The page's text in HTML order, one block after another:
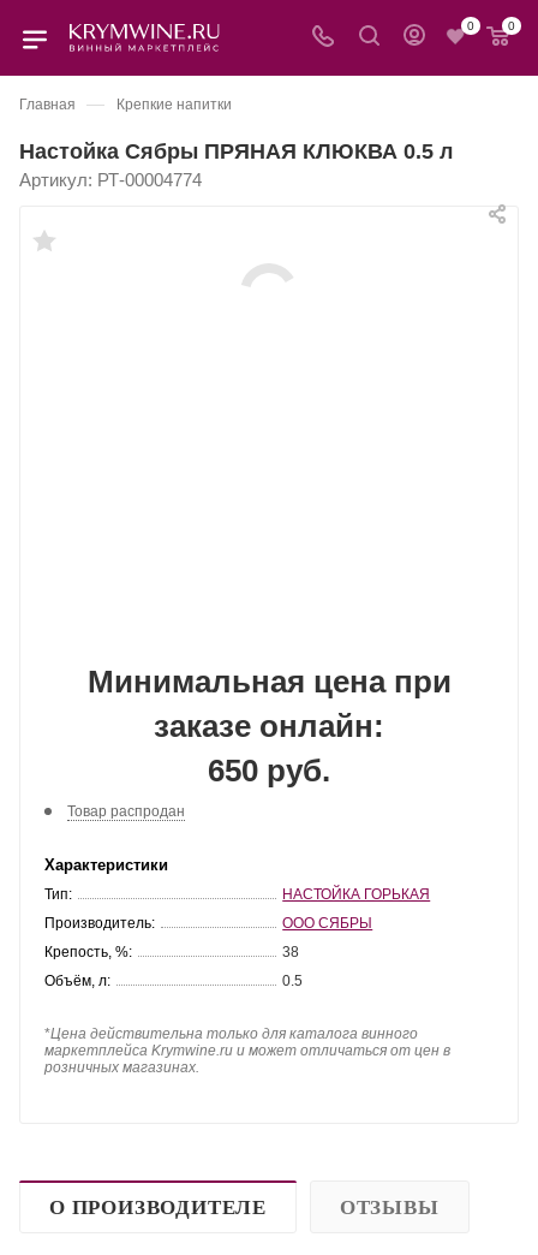
0 0
Главная — Крепкие напитки
Настойка Сябры ПРЯНАЯ КЛЮКВА 0.5 л
Артикул: РТ-00004774
Минимальная цена при
заказе онлайн:
650 руб.
Товар распродан
Характеристики
Тип:
НАСТОЙКА ГОРЬКАЯ
Производитель:
ООО СЯБРЫ
Крепость, %:
38
Объём, л:
0.5
*Цена действительна только для каталога винного
маркетплейса Krymwine.ru и может отличаться от цен в
розничных магазинах.
О ПРОИЗВОДИТЕЛЕ ОТЗЫВЫ